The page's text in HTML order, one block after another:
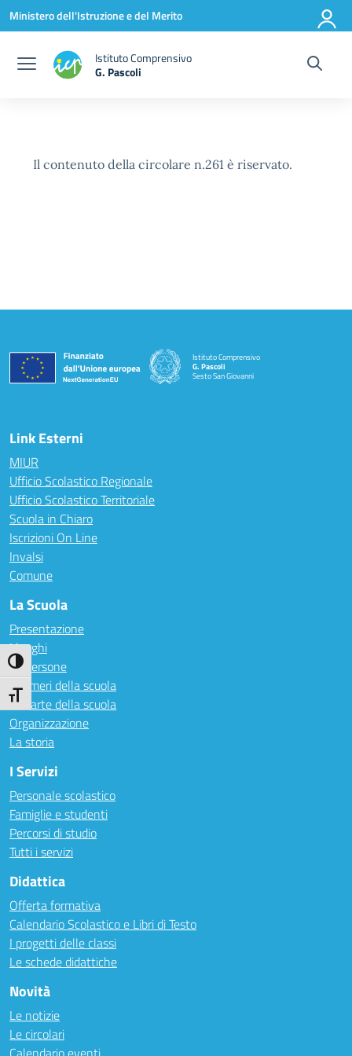
Attiva/disattiva alto contrasto
Attiva/disattiva dimensione testo
Vai ai contenuti
Vai al menu di navigazione
Vai al footer
Ministero dell'Istruzione e del Merito
Istituto Comprensivo
G. Pascoli
Il contenuto della circolare n.261 è riservato.
Istituto Comprensivo
G. Pascoli
Sesto San Giovanni
Link Esterni
MIUR
Ufficio Scolastico Regionale
Ufficio Scolastico Territoriale
Scuola in Chiaro
Iscrizioni On Line
Invalsi
Comune
La Scuola
Presentazione
I luoghi
Le persone
I numeri della scuola
Le carte della scuola
Organizzazione
La storia
I Servizi
Personale scolastico
Famiglie e studenti
Percorsi di studio
Tutti i servizi
Didattica
Offerta formativa
Calendario Scolastico e Libri di Testo
I progetti delle classi
Le schede didattiche
Novità
Le notizie
Le circolari